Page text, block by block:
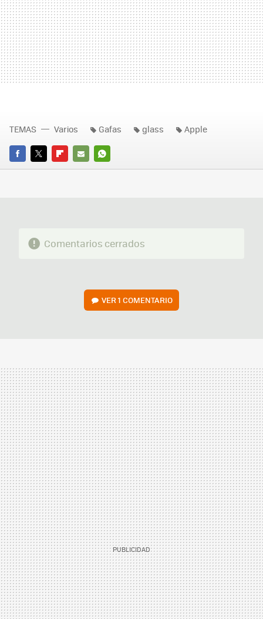
FACEBOOK
TWITTERFLIPBOARD
E-
WHATSAPP
TEMAS Varios Gafas glass Apple
Comentarios cerrados
VER1 COMENTARIO